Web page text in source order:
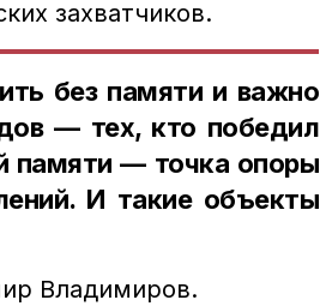
захватчиков.
без памяти и важно
— тех, кто победил
памяти — точка опоры
И такие объекты
Владимиров.